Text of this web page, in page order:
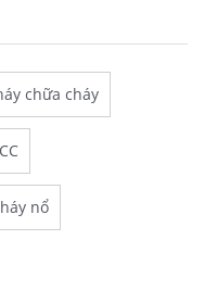
chữa cháy
nổ